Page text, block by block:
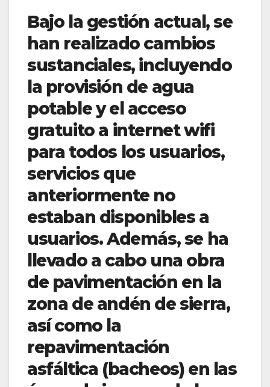
Bajo la gestión actual, se
han realizado cambios
sustanciales, incluyendo
la provisión de agua
potable y el acceso
gratuito a internet wifi
para todos los usuarios,
servicios que
anteriormente no
estaban disponibles a
usuarios. Además, se ha
llevado a cabo una obra
de pavimentación en la
zona de andén de sierra,
así como la
repavimentación
asfáltica (bacheos) en las